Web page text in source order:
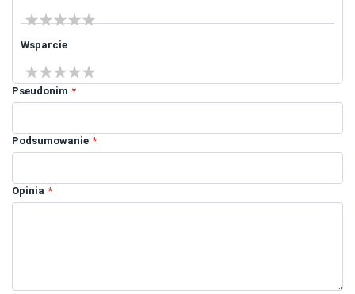
1 star2 stars
3 stars
4 stars5 stars
Wsparcie
1 star2 stars
3 stars
4 stars5 stars
Pseudonim
Podsumowanie
Opinia